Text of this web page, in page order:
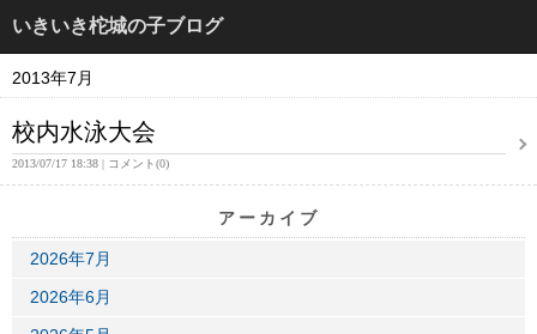
いきいき柁城の子ブログ
2013年7月
校内水泳大会
2013/07/17 18:38 コメント(0)
アーカイブ
2026年7月
2026年6月